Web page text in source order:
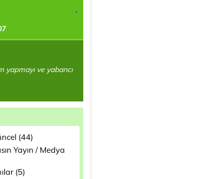
yapmayı ve yabancı
(44)
Yayın / Medya
(5)